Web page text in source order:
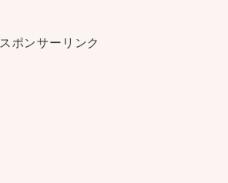
スポンサーリンク